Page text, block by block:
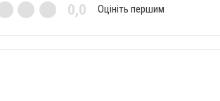
0,0 Оцініть першим